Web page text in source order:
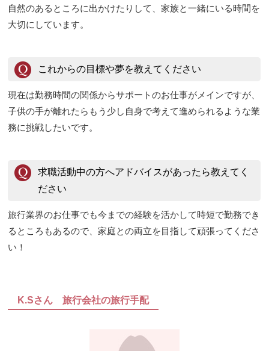
自然のあるところに出かけたりして、家族と一緒にいる時間を
大切にしています。
これからの目標や夢を教えてください
現在は勤務時間の関係からサポートのお仕事がメインですが、
子供の手が離れたらもう少し自身で考えて進められるような業
務に挑戦したいです。
求職活動中の方へアドバイスがあったら教えてく
ださい
旅行業界のお仕事でも今までの経験を活かして時短で勤務でき
るところもあるので、家庭との両立を目指して頑張ってくださ
い！
K.Sさん 旅行会社の旅行手配